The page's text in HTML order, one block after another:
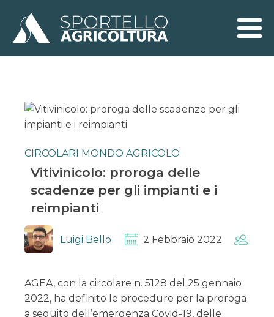
CIRCOLARI MONDO AGRICOLO
Vitivinicolo: proroga delle
scadenze per gli impianti e i
reimpianti
Luigi Bello 2 Febbraio 2022
AGEA, con la circolare n. 5128 del 25 gennaio
2022, ha definito le procedure per la proroga
a seguito dell’emergenza Covid-19, delle